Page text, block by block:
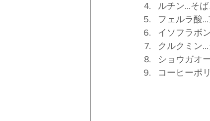
ルチン...そ
フェルラ酸
イソフラボ
クルクミン
ショウガオ
コーヒーポ